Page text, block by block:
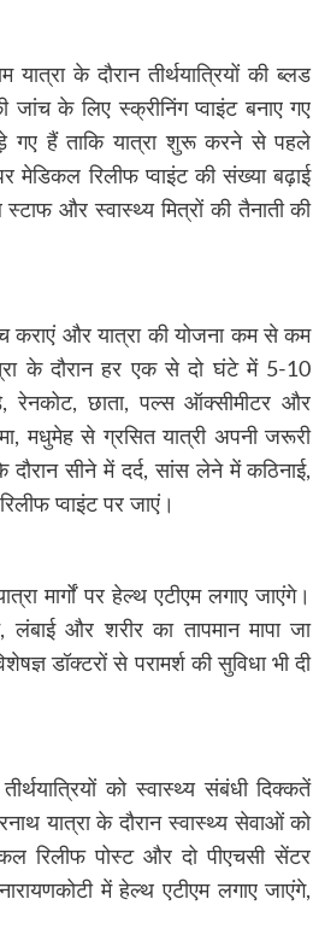
के दौरान तीर्थयात्रियों की ब्लड
के लिए स्क्रीनिंग प्वाइंट बनाए गए
गए हैं ताकि यात्रा शुरू करने से पहले
मेडिकल रिलीफ प्वाइंट की संख्या बढ़ाई
और स्वास्थ्य मित्रों की तैनाती की
कराएं और यात्रा की योजना कम से कम
के दौरान हर एक से दो घंटे में 5-10
रेनकोट, छाता, पल्स ऑक्सीमीटर और
मधुमेह से ग्रसित यात्री अपनी जरूरी
सीने में दर्द, सांस लेने में कठिनाई,
प्वाइंट पर जाएं।
मार्गों पर हेल्थ एटीएम लगाए जाएंगे।
और शरीर का तापमान मापा जा
डॉक्टरों से परामर्श की सुविधा भी दी
को स्वास्थ्य संबंधी दिक्कतें
यात्रा के दौरान स्वास्थ्य सेवाओं को
रिलीफ पोस्ट और दो पीएचसी सेंटर
में हेल्थ एटीएम लगाए जाएंगे,